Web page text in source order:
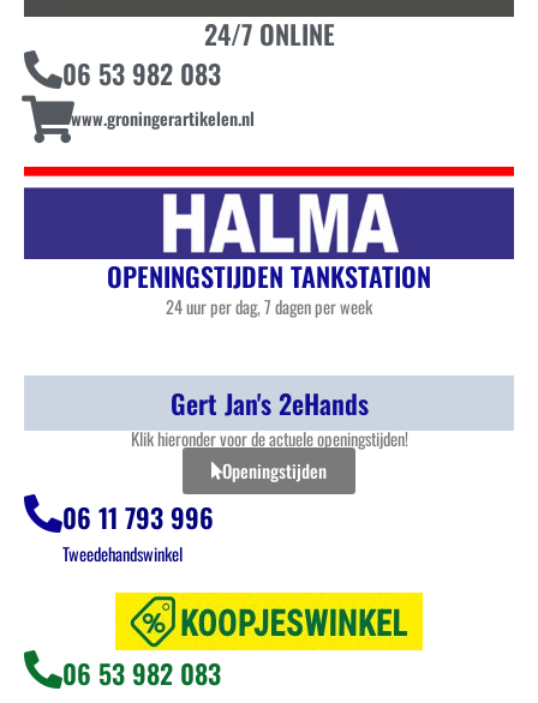
24/7 ONLINE
06 53 982 083
www.groningerartikelen.nl
OPENINGSTIJDEN TANKSTATION
24 uur per dag, 7 dagen per week
Gert Jan's 2eHands
Klik hieronder voor de actuele openingstijden!
Openingstijden
06 11 793 996
Tweedehandswinkel
06 53 982 083